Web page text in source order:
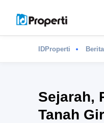
IDProperti Berita
Sejarah,
Tanah